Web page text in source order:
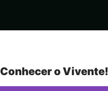
o Vivente!